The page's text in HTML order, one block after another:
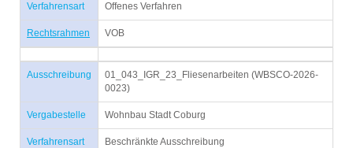
Verfahrensart Offenes Verfahren
Rechtsrahmen VOB
Ausschreibung
01_043_IGR_23_Fliesenarbeiten (WBSCO-2026-
0023)
Vergabestelle Wohnbau Stadt Coburg
Verfahrensart Beschränkte Ausschreibung